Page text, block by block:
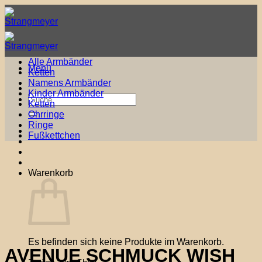
Zum
Inhalt
springen
Menü
Suche
nach:
Warenkorb
Es befinden sich keine Produkte im Warenkorb.
Alle Armbänder
Ketten
Namens Armbänder
Kinder Armbänder
Ketten
Ohrringe
Ringe
Fußkettchen
AVENUE SCHMUCK WISH